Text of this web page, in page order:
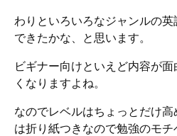
わりといろいろなジャンルの
できたかな、と思います。
ビギナー向けといえど内容が
くなりますよね。
なのでレベルはちょっとだけ
は折り紙つきなので勉強のモ